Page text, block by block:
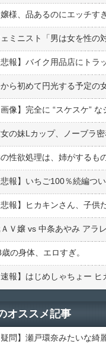
様、品あるのにエッチす
ミニスト「男は女を性の
悲報】バイク用品店にト
ら初めて円光する予定
画像】完全に “スケスケ”
の妹Lカップ、ノーブラ
の性欲処理は、姉がするも
悲報】いちご100％続編つ
悲報】ヒカキンさん、子
Ｖ嬢 vs 中条あやみ アラ
歳の身体、エロすぎ。
速報】はじめしゃちょー
オススメ記事
疑問】瀬戸環奈みたいな